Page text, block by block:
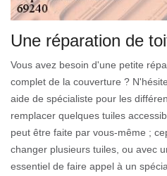
Une réparation de
Vous avez besoin d'une petite
complet de la couverture ?
aide de spécialiste pour les
remplacer quelques tuiles
peut être faite par vous-même ;
changer plusieurs tuiles, ou avec
essentiel de faire appel à un